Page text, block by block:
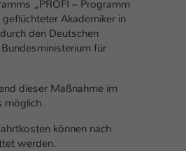
„PROFI – Programm
Akademiker in
den Deutschen
für
dieser Maßnahme im
möglich.
können nach
werden.
Laufzeit 1 Tag
Zweck
Dieser Cookie teilt
Besucher im Typo3-